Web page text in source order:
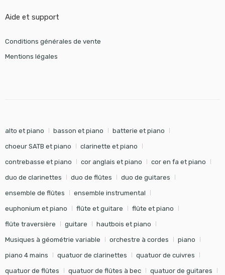
Aide et support
Conditions générales de vente
Mentions légales
alto et piano basson et piano batterie et piano
choeur SATB et piano clarinette et piano
contrebasse et piano cor anglais et piano cor en fa et piano
duo de clarinettes duo de flûtes duo de guitares
ensemble de flûtes ensemble instrumental
euphonium et piano flûte et guitare flûte et piano
flûte traversière guitare hautbois et piano
Musiques à géométrie variable orchestre à cordes piano
piano 4 mains quatuor de clarinettes quatuor de cuivres
quatuor de flûtes quatuor de flûtes à bec quatuor de guitares